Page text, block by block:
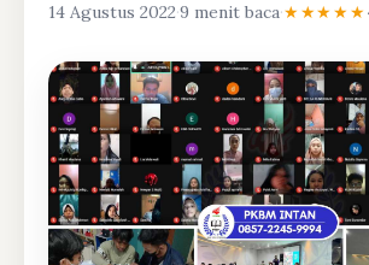
14 Agustus 2022·9 menit baca·★★★★★